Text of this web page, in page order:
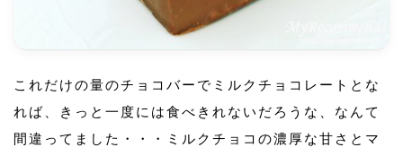
これだけの量のチョコバーでミルクチョコレートとな
れば、きっと一度には食べきれないだろうな、なんて
間違ってました・・・ミルクチョコの濃厚な甘さとマ